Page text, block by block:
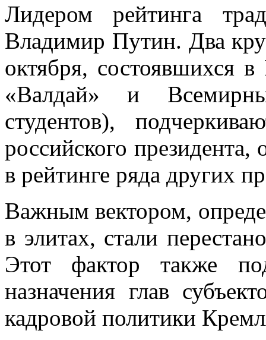
Лидером рейтинга
Владимир Путин. Два
октября, состоявшихся
«Валдай» и
студентов),
российского
в рейтинге ряда других
Важным вектором,
в элитах, стали
Этот фактор также
назначения глав
кадровой политики